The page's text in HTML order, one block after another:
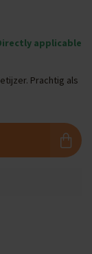
applicable
Prachtig als